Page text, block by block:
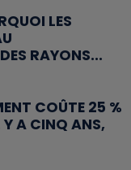
LES
RAYONS...
COÛTE 25 %
Y A CINQ ANS,